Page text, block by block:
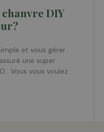
DIY
et vous gérer
une super
Vous vous voulez